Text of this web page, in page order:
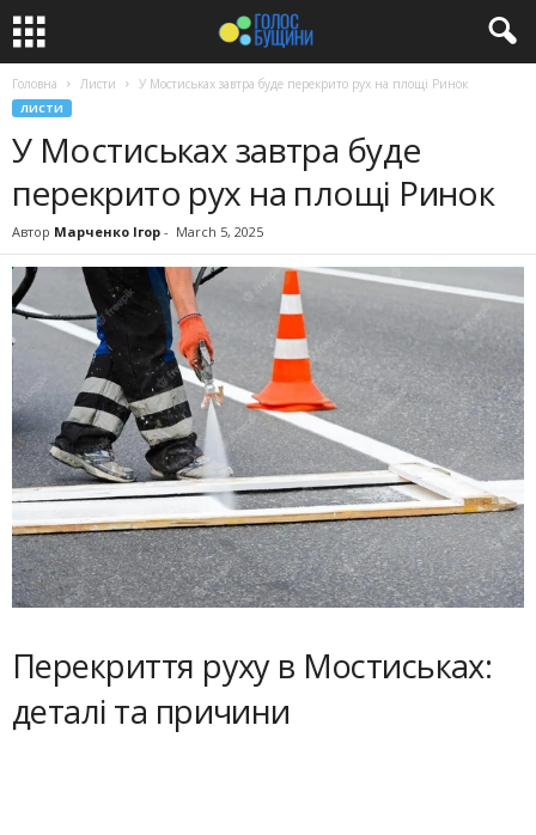
Головна Листи У Мостиськах завтра буде перекрито рух на площі Ринок
ЛИСТИ
У Мостиськах завтра буде
перекрито рух на площі Ринок
Автор Марченко Ігор - March 5, 2025
Перекриття руху в Мостиськах:
деталі та причини